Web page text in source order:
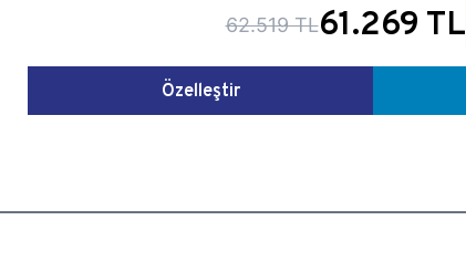
62.519 TL61.269 TL
Özelleştir